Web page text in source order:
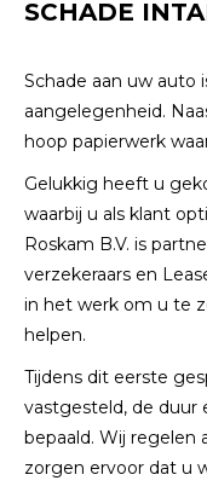
SCHADE
Schade aan uw auto
aangelegenheid.
hoop papierwerk
Gelukkig heeft u
waarbij u als klant
Roskam B.V. is
verzekeraars en
in het werk om u te
helpen.
Tijdens dit eerste
vastgesteld, de duur
bepaald. Wij regelen
zorgen ervoor dat u